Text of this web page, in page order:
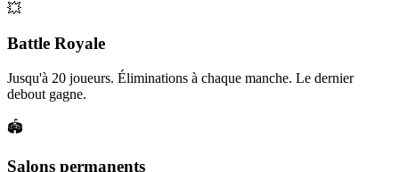
💥
Battle Royale
Jusqu'à 20 joueurs. Éliminations à chaque manche. Le dernier
debout gagne.
🏟️
Salons permanents